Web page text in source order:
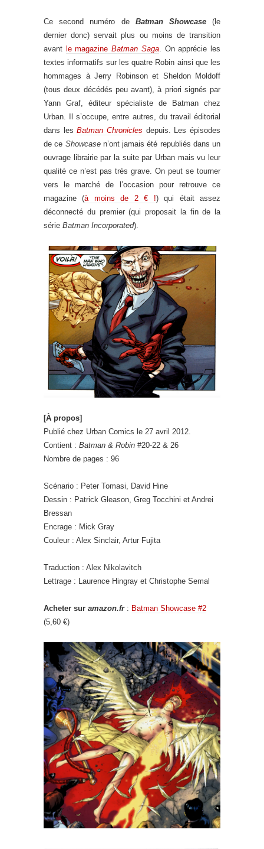
Ce second numéro de Batman Showcase(le
dernier donc) servait plus ou moins de transition
avant le magazineBatman Saga. On apprécie les
textes informatifs sur les quatre Robin ainsi que les
hommages à Jerry Robinson et Sheldon Moldoff
(tous deux décédés peu avant), à priori signés par
Yann Graf, éditeur spécialiste de Batman chez
Urban. Il s’occupe, entre autres, du travail éditorial
dans lesBatman Chronicles depuis. Les épisodes
de ce Showcasen’ont jamais été republiés dans un
ouvrage librairie par la suite par Urban mais vu leur
qualité ce n’est pas très grave. On peut se tourner
vers le marché de l’occasion pour retrouve ce
magazine (à moins de 2 € !) qui était assez
déconnecté du premier (qui proposait la fin de la
série Batman Incorporated).
[À propos]
Publié chez Urban Comics le 27 avril 2012.
Contient : Batman & Robin #20-22 & 26
Nombre de pages : 96
Scénario : Peter Tomasi, David Hine
Dessin : Patrick Gleason, Greg Tocchini et Andrei
Bressan
Encrage : Mick Gray
Couleur : Alex Sinclair, Artur Fujita
Traduction : Alex Nikolavitch
Lettrage : Laurence Hingray et Christophe Semal
Acheter sur amazon.fr: Batman Showcase #2
(5,60 €)